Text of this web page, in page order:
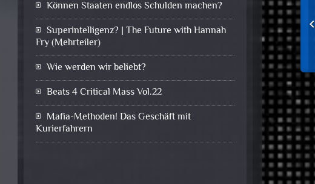
Können Staaten endlos Schulden machen?
Superintelligenz? | The Future with Hannah
Fry (Mehrteiler)
Wie werden wir beliebt?
Beats 4 Critical Mass Vol.22
Mafia-Methoden! Das Geschäft mit
Kurierfahrern